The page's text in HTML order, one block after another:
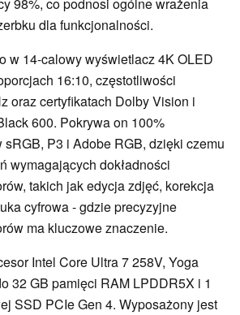
dla funkcjonalności.
w 14-calowy wyświetlacz 4K OLED
16:10, częstotliwości
oraz certyfikatach Dolby Vision i
600. Pokrywa on 100%
P3 i Adobe RGB, dzięki czemu
wymagających dokładności
takich jak edycja zdjęć, korekcja
cyfrowa - gdzie precyzyjne
ma kluczowe znaczenie.
Intel Core Ultra 7 258V, Yoga
32 GB pamięci RAM LPDDR5X i 1
SSD PCIe Gen 4. Wyposażony jest